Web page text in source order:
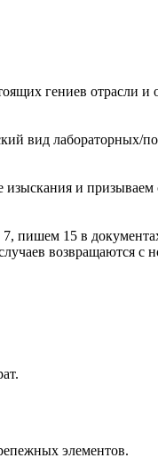
гениев отрасли
вид
и призываем
пишем 15 в
возвращаются с
элементов.